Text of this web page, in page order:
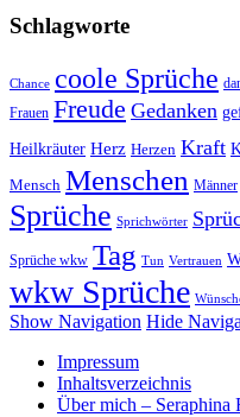
Schlagworte
Chance coole Sprüche
Frauen Freude Gedanken
Heilkräuter Herz Herzen Kraft
Mensch Menschen Männer
Sprüche Sprichwörter
Sprüche wkw Tag Tun Vertrauen
wkw Sprüche
Show Navigation Hide
Impressum
Inhaltsverzeichnis
Über mich – Seraphina